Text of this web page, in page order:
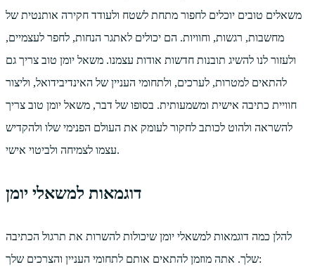
משאלים טובים יוכלים לחפור מתחת לשטח ולעודד חקירה אותנטית של
מחשבות, רגשות, וחוויות. הם יכולים לאתגר הנחות, לחפר לעצמיים,
ולעזור לנו להשיג תובנות חדשות אודות עצמנו. משאל יומן טוב צריך גם
להתאים למטרות, לערכים, ולתחומי העניין של האינדיבידואל, וליצור
חוויית כתיבה אישית ומשמעותית. בסופו של דבר, משאל יומן טוב צריך
להשראה ולהוט לכותב לחקור לעומק את העולם הפנימי שלו ולהקדיש
עצמו לצמיחה ולביטוי אישי.
דוגמאות למשאלי יומן
להלן כמה דוגמאות למשאלי יומן שיכולות להשרות את תרגול הכתיבה
שלך. אתה מוזמן להתאים אותם לתחומי העניין והצרכים שלך: